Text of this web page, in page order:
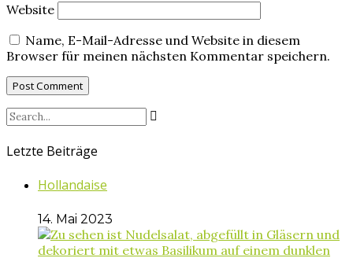
Website
Name, E-Mail-Adresse und Website in diesem
Browser für meinen nächsten Kommentar speichern.
Letzte Beiträge
Hollandaise
14. Mai 2023